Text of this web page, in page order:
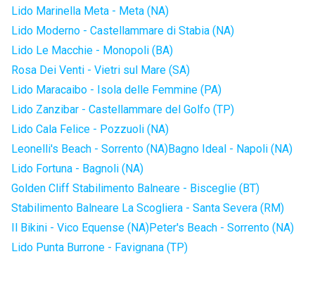
Lido Marinella Meta - Meta (NA)
Lido Moderno - Castellammare di Stabia (NA)
Lido Le Macchie - Monopoli (BA)
Rosa Dei Venti - Vietri sul Mare (SA)
Lido Maracaibo - Isola delle Femmine (PA)
Lido Zanzibar - Castellammare del Golfo (TP)
Lido Cala Felice - Pozzuoli (NA)
Leonelli's Beach - Sorrento (NA)Bagno Ideal - Napoli (NA)
Lido Fortuna - Bagnoli (NA)
Golden Cliff Stabilimento Balneare - Bisceglie (BT)
Stabilimento Balneare La Scogliera - Santa Severa (RM)
Il Bikini - Vico Equense (NA)Peter's Beach - Sorrento (NA)
Lido Punta Burrone - Favignana (TP)